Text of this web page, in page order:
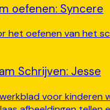
oefenen: Syncere
Schrijven: Jesse